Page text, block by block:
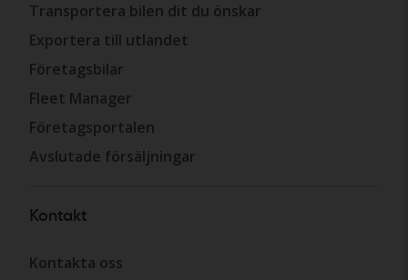
Transportera bilen dit du önskar
Exportera till utlandet
Företagsbilar
Fleet Manager
Företagsportalen
Avslutade försäljningar
Kontakt
Kontakta oss